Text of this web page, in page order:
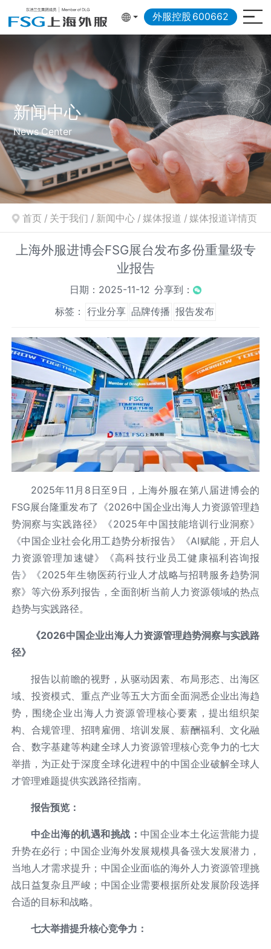
外服控股 600662
新闻中心
News Center
首页 / 关于我们 / 新闻中心 / 媒体报道 / 媒体报道详情页
上海外服进博会FSG展台发布多份重量级专
业报告
日期：2025-11-12 分享到：
标签：
行业分享 品牌传播 报告发布
2025年11月8日至9日，上海外服在第八届进博会的
FSG展台隆重发布了《2026中国企业出海人力资源管理趋
势洞察与实践路径》《2025年中国技能培训行业洞察》
《中国企业社会化用工趋势分析报告》《AI赋能，开启人
力资源管理加速键》《高科技行业员工健康福利咨询报
告》《2025年生物医药行业人才战略与招聘服务趋势洞
察》等六份系列报告，全面剖析当前人力资源领域的热点
趋势与实践路径。
《2026中国企业出海人力资源管理趋势洞察与实践路
径》
报告以前瞻的视野，从驱动因素、布局形态、出海区
域、投资模式、重点产业等五大方面全面洞悉企业出海趋
势，围绕企业出海人力资源管理核心要素，提出组织架
构、合规管理、招聘雇佣、培训发展、薪酬福利、文化融
合、数字基建等构建全球人力资源管理核心竞争力的七大
举措，为正处于深度全球化进程中的中国企业破解全球人
才管理难题提供实践路径指南。
报告预览：
中企出海的机遇和挑战： 中国企业本土化运营能力提
升势在必行；中国企业海外发展规模具备强大发展潜力，
当地人才需求提升；中国企业面临的海外人力资源管理挑
战日益复杂且严峻；中国企业需要根据所处发展阶段选择
合适的目标和战略。
七大举措提升核心竞争力：